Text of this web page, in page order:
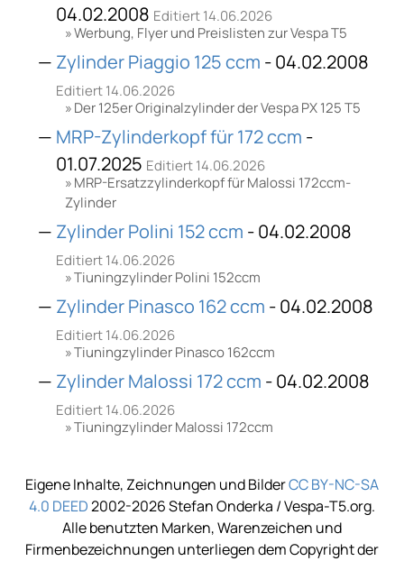
04.02.2008 Editiert 14.06.2026
Werbung, Flyer und Preislisten zur Vespa T5
Zylinder Piaggio 125 ccm - 04.02.2008
Editiert 14.06.2026
Der 125er Originalzylinder der Vespa PX 125 T5
MRP-Zylinderkopf für 172 ccm -
01.07.2025 Editiert 14.06.2026
MRP-Ersatzzylinderkopf für Malossi 172ccm-
Zylinder
Zylinder Polini 152 ccm - 04.02.2008
Editiert 14.06.2026
Tiuningzylinder Polini 152ccm
Zylinder Pinasco 162 ccm - 04.02.2008
Editiert 14.06.2026
Tiuningzylinder Pinasco 162ccm
Zylinder Malossi 172 ccm - 04.02.2008
Editiert 14.06.2026
Tiuningzylinder Malossi 172ccm
Eigene Inhalte, Zeichnungen und BilderCC BY-NC-SA
4.0 DEED2002-2026 Stefan Onderka / Vespa-T5.org.
Alle benutzten Marken, Warenzeichen und
Firmenbezeichnungen unterliegen dem Copyright der